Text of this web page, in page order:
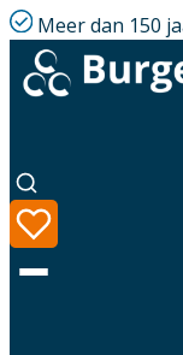
Meer dan 150